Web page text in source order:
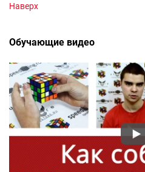
Наверх
Обучающие видео